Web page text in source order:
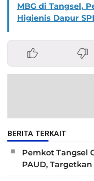
MBG di Tangsel,
Higienis Dapur
BERITA TERKAIT
Pemkot Tangsel
PAUD, Targetkan